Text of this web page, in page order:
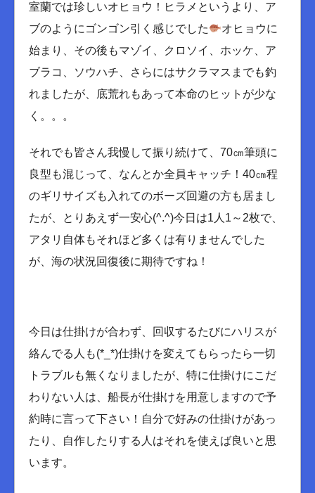
室蘭では珍しいオヒョウ！ヒラメというより、ア
ブのようにゴンゴン引く感じでした
オヒョウに
始まり、その後もマゾイ、クロソイ、ホッケ、ア
ブラコ、ソウハチ、さらにはサクラマスまでも釣
れましたが、底荒れもあって本命のヒットが少な
く。。。
それでも皆さん我慢して振り続けて、70㎝筆頭に
良型も混じって、なんとか全員キャッチ！40㎝程
のギリサイズも入れてのボーズ回避の方も居まし
たが、とりあえず一安心(^.^)今日は1人1～2枚で、
アタリ自体もそれほど多くは有りませんでした
が、海の状況回復後に期待ですね！
今日は仕掛けが合わず、回収するたびにハリスが
絡んでる人も(*_*)仕掛けを変えてもらったら一切
トラブルも無くなりましたが、特に仕掛けにこだ
わりない人は、船長が仕掛けを用意しますので予
約時に言って下さい！自分で好みの仕掛けがあっ
たり、自作したりする人はそれを使えば良いと思
います。